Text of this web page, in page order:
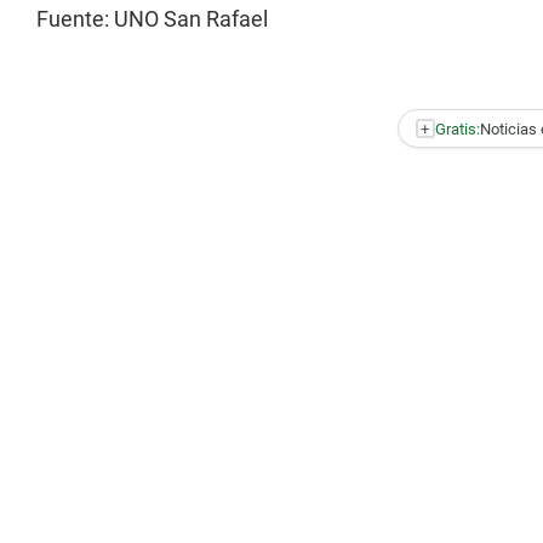
Fuente: UNO San Rafael
+ Gratis:Noticias